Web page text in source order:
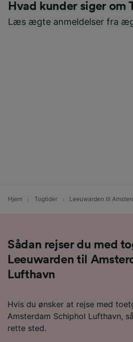
Hvad kunder siger om
Læs ægte anmeldelser fra
Hjem Togtider Leeuwarden til
Sådan rejser du med
Leeuwarden til
Lufthavn
Hvis du ønsker at rejse med
Amsterdam Schiphol Lufthavn,
rette sted.